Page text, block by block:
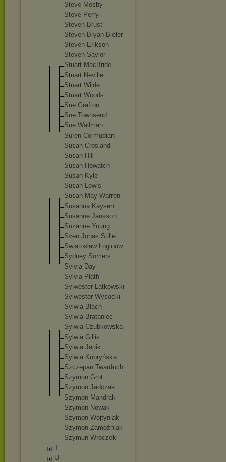
Steve Mosby
Steve Perry
Steven Brust
Steven Bryan Bieler
Steven Erikson
Steven Saylor
Stuart MacBride
Stuart Neville
Stuart Wilde
Stuart Woods
Sue Grafton
Sue Townsend
Sue Wallman
Suren Cormudian
Susan Crosland
Susan Hill
Susan Howatch
Susan Kyle
Susan Lewis
Susan May Warren
Susanna Kaysen
Susanne Jansson
Suzanne Young
Sven Jonas Stille
Swiatosław Łoginow
Sydney Somers
Sylvia Day
Sylvia Plath
Sylwester Latkowski
Sylwester Wysocki
Sylwia Błach
Sylwia Brataniec
Sylwia Czubkowska
Sylwia Gillis
Sylwia Janik
Sylwia Kubryńska
Szczepan Twardoch
Szymon Grot
Szymon Jadczak
Szymon Mandrak
Szymon Nowak
Szymon Wojtyniak
Szymon Zamożniak
Szymun Wroczek
T
U